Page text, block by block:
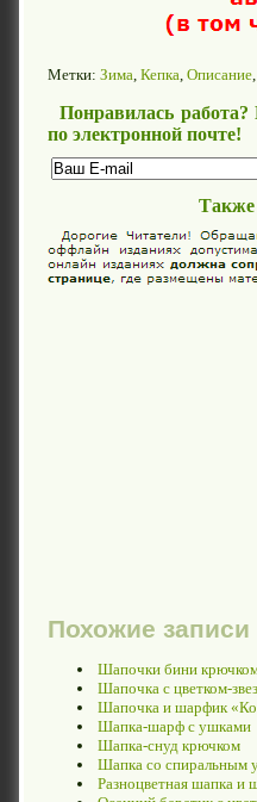
Метки: Зима Кепка Описание
Понравилась
по электронной почте!
Также
Похожие записи
Шапочки бини
Шапочка с цветком-
Шапочка и шарфик
Шапка-шарф с ушками
Шапка-снуд крючком
Шапка со спиральным
Разноцветная шапка и